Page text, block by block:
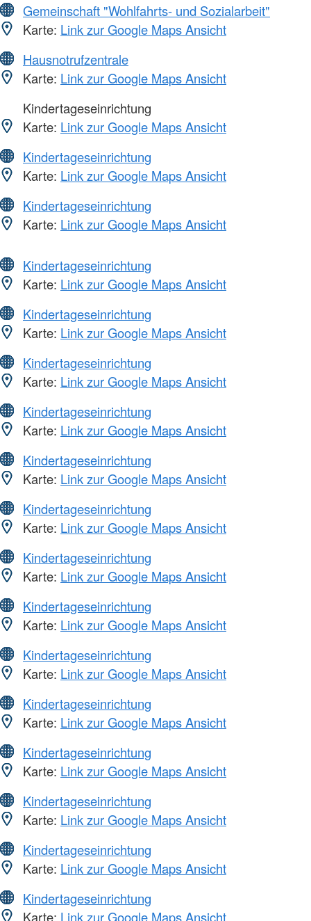
Gemeinschaft "Wohlfahrts- und Sozialarbeit"
Karte: Link zur Google Maps Ansicht
Hausnotrufzentrale
Karte: Link zur Google Maps Ansicht
Kindertageseinrichtung
Karte: Link zur Google Maps Ansicht
Kindertageseinrichtung
Karte: Link zur Google Maps Ansicht
Kindertageseinrichtung
Karte: Link zur Google Maps Ansicht
Kindertageseinrichtung
Karte: Link zur Google Maps Ansicht
Kindertageseinrichtung
Karte: Link zur Google Maps Ansicht
Kindertageseinrichtung
Karte: Link zur Google Maps Ansicht
Kindertageseinrichtung
Karte: Link zur Google Maps Ansicht
Kindertageseinrichtung
Karte: Link zur Google Maps Ansicht
Kindertageseinrichtung
Karte: Link zur Google Maps Ansicht
Kindertageseinrichtung
Karte: Link zur Google Maps Ansicht
Kindertageseinrichtung
Karte: Link zur Google Maps Ansicht
Kindertageseinrichtung
Karte: Link zur Google Maps Ansicht
Kindertageseinrichtung
Karte: Link zur Google Maps Ansicht
Kindertageseinrichtung
Karte: Link zur Google Maps Ansicht
Kindertageseinrichtung
Karte: Link zur Google Maps Ansicht
Kindertageseinrichtung
Karte: Link zur Google Maps Ansicht
Kindertageseinrichtung
Karte: Link zur Google Maps Ansicht